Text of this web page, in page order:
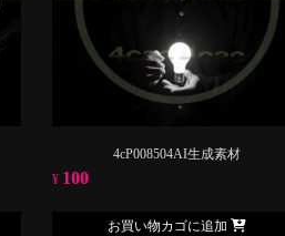
4cP008504AI生成素材
¥ 100
お買い物カゴに追加